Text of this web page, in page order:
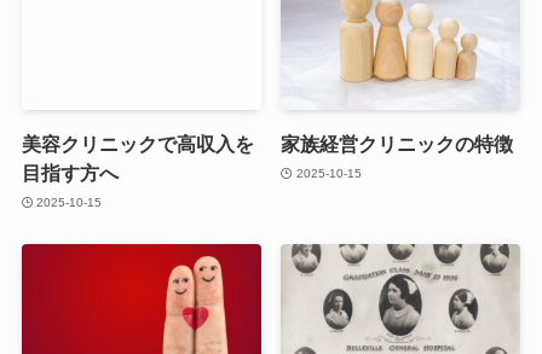
美容クリニックで高収入を
目指す方へ
2025-10-15
家族経営クリニックの特徴
2025-10-15